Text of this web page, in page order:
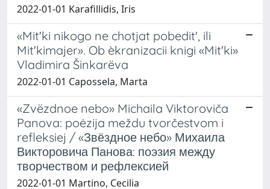
2022-01-01 Karafillidis, Iris
«Mit'ki nikogo ne chotjat pobedit', ili
Mit'kimajer». Ob èkranizacii knigi «Mit'ki»
Vladimira Šinkarëva
2022-01-01 Capossela, Marta
«Zvëzdnoe nebo» Michaila Viktoroviča
Panova: poėzija meždu tvorčestvom i
refleksiej / «Звёздное небо» Михаила
Викторовича Панова: поэзия между
творчеством и рефлексией
2022-01-01 Martino, Cecilia